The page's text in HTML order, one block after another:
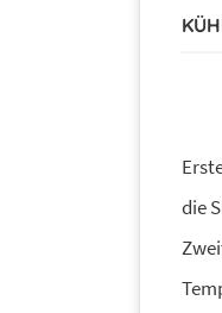
die